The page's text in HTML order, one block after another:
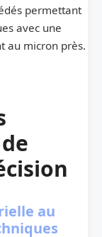
permettant
avec une
au micron près.
au